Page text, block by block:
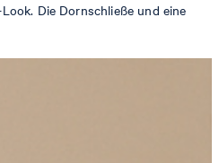
Die Dornschließe und eine